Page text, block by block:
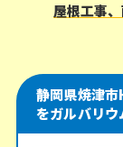
屋根工事
静岡県焼津
をガルバリ